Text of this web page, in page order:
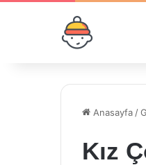
Anasayfa /
Kız